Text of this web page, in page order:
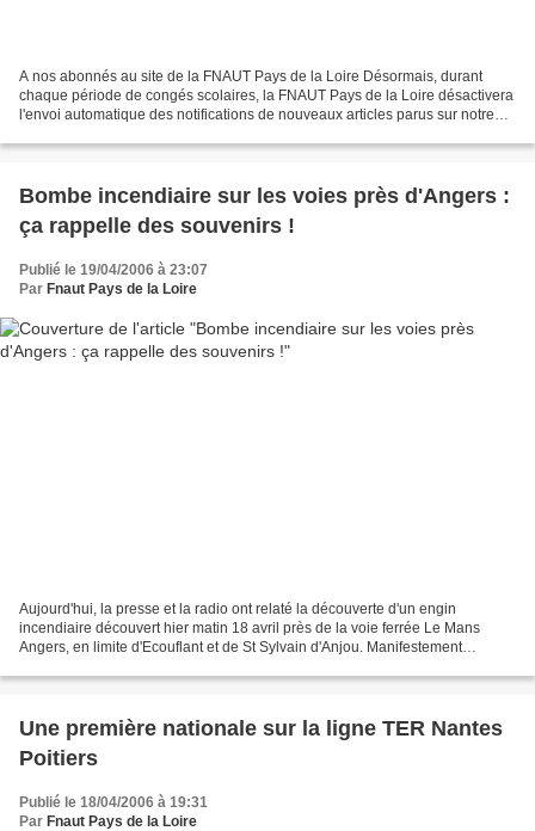
A nos abonnés au site de la FNAUT Pays de la Loire Désormais, durant
chaque période de congés scolaires, la FNAUT Pays de la Loire désactivera
l'envoi automatique des notifications de nouveaux articles parus sur notre
Bombe incendiaire sur les voies près d'Angers :
ça rappelle des souvenirs !
Publié le 19/04/2006 à 23:07
Par Fnaut Pays de la Loire
Aujourd'hui, la presse et la radio ont relaté la découverte d'un engin
incendiaire découvert hier matin 18 avril près de la voie ferrée Le Mans
Angers, en limite d'Ecouflant et de St Sylvain d'Anjou. Manifestement
Une première nationale sur la ligne TER Nantes
Poitiers
Publié le 18/04/2006 à 19:31
Par Fnaut Pays de la Loire